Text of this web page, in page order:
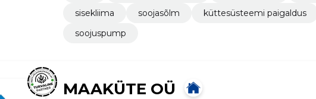
sisekliima
soojasõlm küttesüsteemi paigaldus
soojuspump
MAAKÜTE OÜ